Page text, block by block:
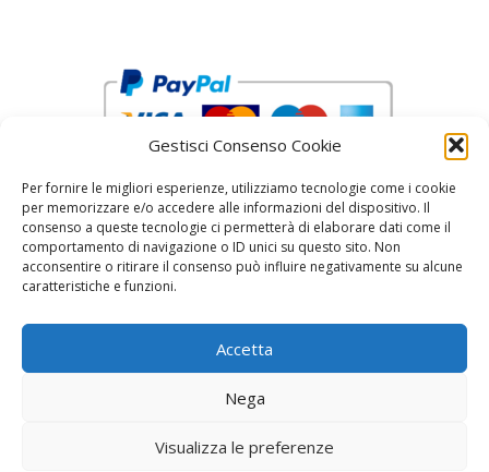
Gestisci Consenso Cookie
Per fornire le migliori esperienze, utilizziamo tecnologie come i cookie
per memorizzare e/o accedere alle informazioni del dispositivo. Il
consenso a queste tecnologie ci permetterà di elaborare dati come il
comportamento di navigazione o ID unici su questo sito. Non
acconsentire o ritirare il consenso può influire negativamente su alcune
caratteristiche e funzioni.
Accetta
Nega
Visualizza le preferenze
reCAPTCHA Google’s Privacy Policy and
© 2026 Fratelli Pinci by Fonderia Fattorini